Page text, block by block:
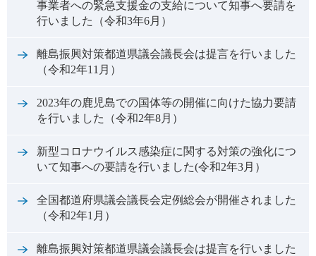
事業者への緊急支援金の支給について知事へ要請を
行いました（令和3年6月）
離島振興対策都道県議会議長会は提言を行いました
（令和2年11月）
2023年の鹿児島での国体等の開催に向けた協力要請
を行いました（令和2年8月）
新型コロナウイルス感染症に関する対策の強化につ
いて知事への要請を行いました(令和2年3月）
全国都道府県議会議長会定例総会が開催されました
（令和2年1月）
離島振興対策都道県議会議長会は提言を行いました